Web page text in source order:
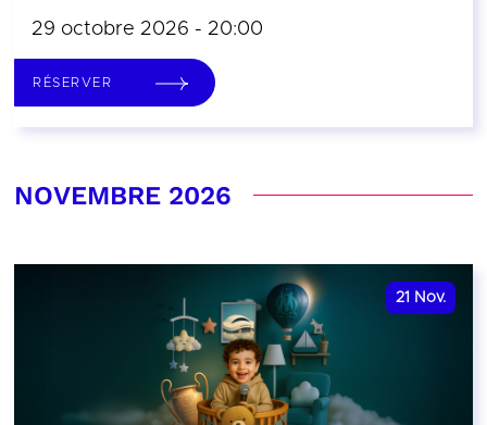
29 octobre 2026 - 20:00
RÉSERVER
NOVEMBRE 2026
21 Nov.